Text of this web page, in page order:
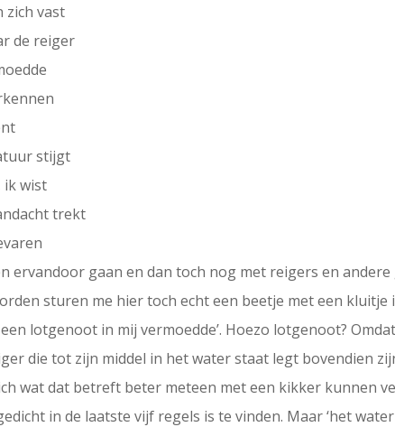
zich vast
de reiger
stijgt
ik wist
trekt
ervandoor gaan en dan toch nog met reigers en
sturen me hier toch echt een beetje met een kluitje
lotgenoot in mij vermoedde’. Hoezo lotgenoot?
die tot zijn middel in het water staat legt bovendien
wat dat betreft beter meteen met een kikker kunnen
in de laatste vijf regels is te vinden. Maar ‘het